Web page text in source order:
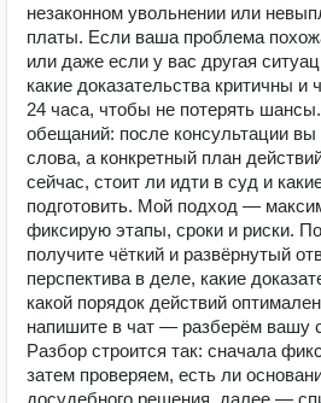
незаконном увольнении или
платы. Если ваша проблема
или даже если у вас другая
какие доказательства критичны и
24 часа, чтобы не потерять
обещаний: после консультации
слова, а конкретный план
сейчас, стоит ли идти в суд и
подготовить. Мой подход —
фиксирую этапы, сроки и риски.
получите чёткий и развёрнутый
перспектива в деле, какие
какой порядок действий
напишите в чат — разберём вашу
Разбор строится так: сначала
затем проверяем, есть ли
досудебного решения, далее —